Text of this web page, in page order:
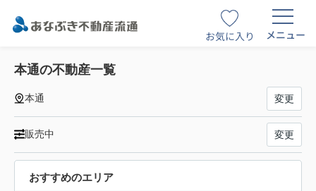
お気に入り メニュー
本通の不動産一覧
本通 変更
販売中 変更
おすすめのエリア